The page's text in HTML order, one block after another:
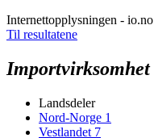
Internettopplysningen - io.no
Til resultatene
Importvirksomhet
Landsdeler
Nord-Norge 1
Vestlandet 7